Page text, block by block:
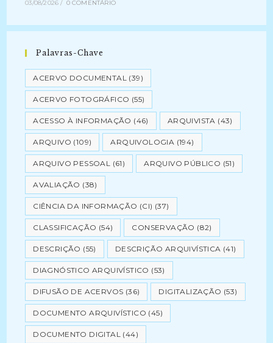
03/08/2026 / 0 COMENTÁRIO
Palavras-Chave
ACERVO DOCUMENTAL (39)
ACERVO FOTOGRÁFICO (55)
ACESSO À INFORMAÇÃO (46) ARQUIVISTA (43)
ARQUIVO (109) ARQUIVOLOGIA (194)
ARQUIVO PESSOAL (61) ARQUIVO PÚBLICO (51)
AVALIAÇÃO (38)
CIÊNCIA DA INFORMAÇÃO (CI) (37)
CLASSIFICAÇÃO (54) CONSERVAÇÃO (82)
DESCRIÇÃO (55) DESCRIÇÃO ARQUIVÍSTICA (41)
DIAGNÓSTICO ARQUIVÍSTICO (53)
DIFUSÃO DE ACERVOS (36) DIGITALIZAÇÃO (53)
DOCUMENTO ARQUIVÍSTICO (45)
DOCUMENTO DIGITAL (44)